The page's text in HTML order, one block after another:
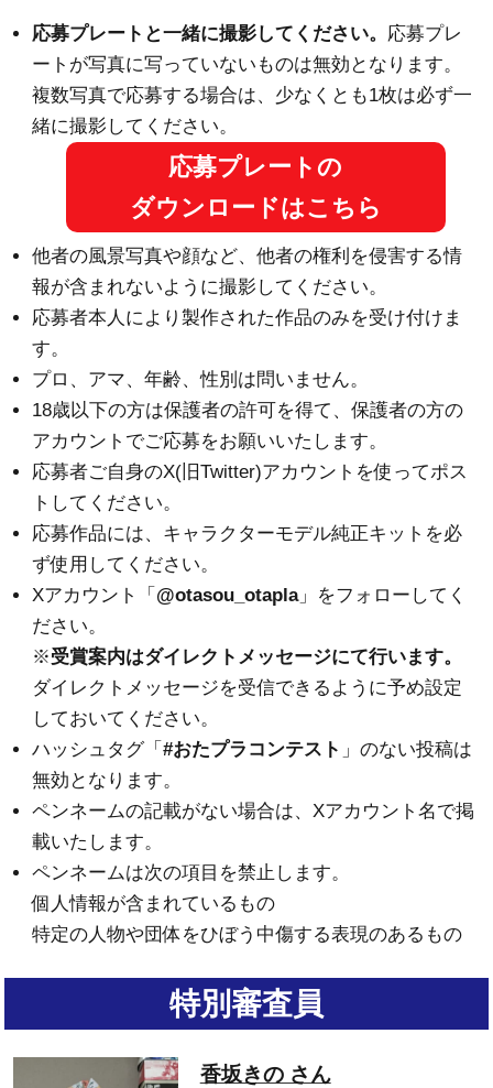
応募プレートと一緒に撮影してください。 応募プレ
ートが写真に写っていないものは無効となります。
複数写真で応募する場合は、少なくとも1枚は必ず一
緒に撮影してください。
応募プレートの
ダウンロードはこちら
他者の風景写真や顔など、他者の権利を侵害する情
報が含まれないように撮影してください。
応募者本人により製作された作品のみを受け付けま
す。
プロ、アマ、年齢、性別は問いません。
18歳以下の方は保護者の許可を得て、保護者の方の
アカウントでご応募をお願いいたします。
応募者ご自身のX(旧Twitter)アカウントを使ってポス
トしてください。
応募作品には、キャラクターモデル純正キットを必
ず使用してください。
Xアカウント「 @otasou_otapla」 をフォローしてく
ださい。
※受賞案内はダイレクトメッセージにて行います。
ダイレクトメッセージを受信できるように予め設定
しておいてください。
ハッシュタグ「#おたプラコンテスト 」のない投稿は
無効となります。
ペンネームの記載がない場合は、Xアカウント名で掲
載いたします。
ペンネームは次の項目を禁止します。
個人情報が含まれているもの
特定の人物や団体をひぼう中傷する表現のあるもの
特別審査員
香坂きの さん